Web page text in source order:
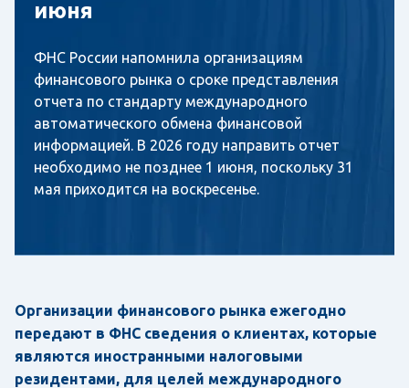
июня
ФНС России напомнила организациям
финансового рынка о сроке представления
отчета по стандарту международного
автоматического обмена финансовой
информацией. В 2026 году направить отчет
необходимо не позднее 1 июня, поскольку 31
мая приходится на воскресенье.
Организации финансового рынка ежегодно
передают в ФНС сведения о клиентах, которые
являются иностранными налоговыми
резидентами, для целей международного